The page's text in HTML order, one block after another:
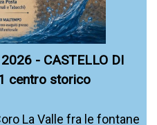
- CASTELLO DI
centro storico
La Valle fra le fontane